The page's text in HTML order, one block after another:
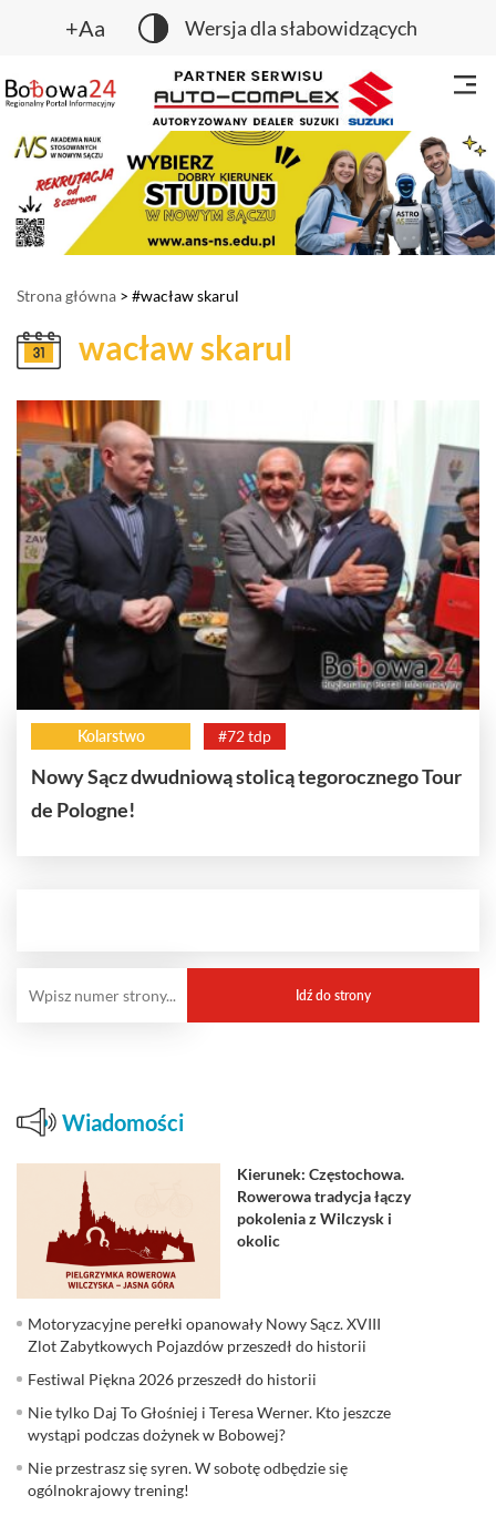
+Aa Wersja dla słabowidzących
Strona główna > #wacław skarul
wacław skarul
Kolarstwo #72 tdp
Nowy Sącz dwudniową stolicą tegorocznego Tour
de Pologne!
Wiadomości
Kierunek: Częstochowa.
Rowerowa tradycja łączy
pokolenia z Wilczysk i
okolic
Motoryzacyjne perełki opanowały Nowy Sącz. XVIII
Zlot Zabytkowych Pojazdów przeszedł do historii
Festiwal Piękna 2026 przeszedł do historii
Nie tylko Daj To Głośniej i Teresa Werner. Kto jeszcze
wystąpi podczas dożynek w Bobowej?
Nie przestrasz się syren. W sobotę odbędzie się
ogólnokrajowy trening!